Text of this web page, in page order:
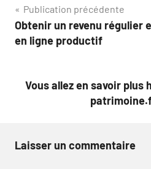
Navigation
de
Publication précédente
Obtenir un revenu régulier
en ligne productif
Vous allez en savoir
Laisser un commentaire